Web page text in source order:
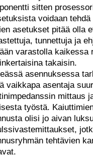
sitten
voidaan
asetukset pitää olla
tunnettuja ja
varastolla kaikessa
takaisin.
asennuksessa
vaikkapa asentaja
mittaus
työstä.
olisi jo aivan
tehtävien